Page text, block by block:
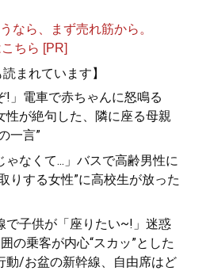
なら、まず売れ筋から。
ちら [PR]
まれています】
」電車で赤ちゃんに怒鳴る
性が絶句した、隣に座る母親
一言”
なくて...」バスで高齢男性に
りする女性”に高校生が放った
で子供が「座りたい~!」迷惑
の乗客が内心“スカッ”とした
動/お盆の新幹線、自由席はど